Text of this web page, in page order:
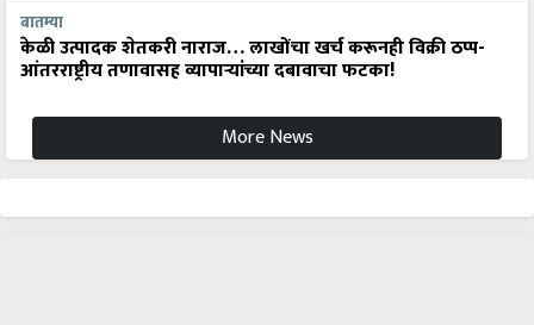
केळी उत्पादक शेतकरी नाराज… लाखोंचा खर्च करूनही विक्री ठप्प-
आंतरराष्ट्रीय तणावासह व्यापाऱ्यांच्या दबावाचा फटका!
More News